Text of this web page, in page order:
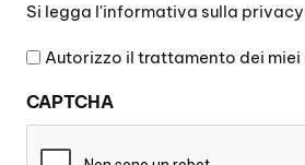
legga
l'informativa
privacy
Si legga l'informativa sulla privacy
Autorizzo il trattamento dei
CAPTCHA